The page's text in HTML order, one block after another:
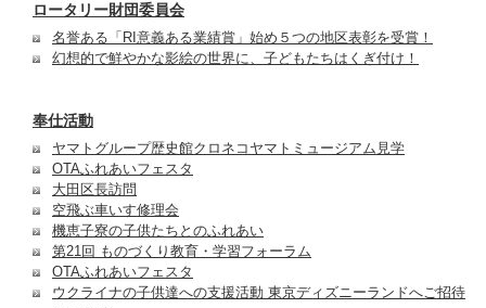
ロータリー財団委員会
名誉ある「RI意義ある業績賞」始め５つの地区表彰を受賞！
幻想的で鮮やかな影絵の世界に、子どもたちはくぎ付け！
奉仕活動
ヤマトグループ歴史館クロネコヤマトミュージアム見学
OTAふれあいフェスタ
大田区長訪問
空飛ぶ車いす修理会
機恵子寮の子供たちとのふれあい
第21回 ものづくり教育・学習フォーラム
OTAふれあいフェスタ
ウクライナの子供達への支援活動 東京ディズニーランドへご招待